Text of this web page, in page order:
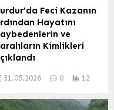
yaşanan
ve çözüm önerileri
kapsamlı
bulundu.
devlet-millet
güçlü kamu
ve etkin hizmet
irade vurgusu
Feci Kazanın
Hayatını
ve
Kimlikleri
Isparta-
gelen zincirleme
31.05.2026 0 12